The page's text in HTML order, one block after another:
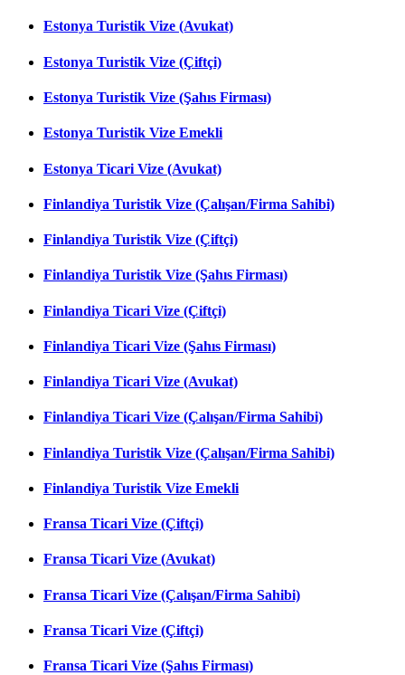
Estonya Turistik Vize (Avukat)
Estonya Turistik Vize (Çiftçi)
Estonya Turistik Vize (Şahıs Firması)
Estonya Turistik Vize Emekli
Estonya Ticari Vize (Avukat)
Finlandiya Turistik Vize (Çalışan/Firma Sahibi)
Finlandiya Turistik Vize (Çiftçi)
Finlandiya Turistik Vize (Şahıs Firması)
Finlandiya Ticari Vize (Çiftçi)
Finlandiya Ticari Vize (Şahıs Firması)
Finlandiya Ticari Vize (Avukat)
Finlandiya Ticari Vize (Çalışan/Firma Sahibi)
Finlandiya Turistik Vize (Çalışan/Firma Sahibi)
Finlandiya Turistik Vize Emekli
Fransa Ticari Vize (Çiftçi)
Fransa Ticari Vize (Avukat)
Fransa Ticari Vize (Çalışan/Firma Sahibi)
Fransa Ticari Vize (Çiftçi)
Fransa Ticari Vize (Şahıs Firması)